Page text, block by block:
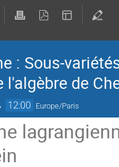
: Sous-
de
12:00 Europe/Paris